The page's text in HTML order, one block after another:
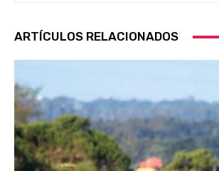
ARTÍCULOS RELACIONADOS